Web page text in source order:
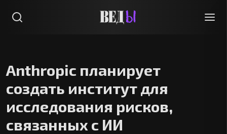
Anthropic планирует
создать институт для
исследования рисков,
связанных с ИИ